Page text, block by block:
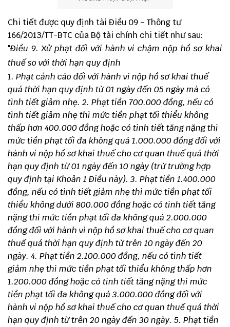
Chi tiết được quy định tài Điều 09 - Thông tư
166/2013/TT-BTC của Bộ tài chính chi tiết như sau:
"Điều 9. Xử phạt đối với hành vi chậm nộp hồ sơ khai
thuế so với thời hạn quy định
1. Phạt cảnh cáo đối với hành vi nộp hồ sơ khai thuế
quá thời hạn quy định từ 01 ngày đến 05 ngày mà có
tình tiết giảm nhẹ. 2. Phạt tiền 700.000 đồng, nếu có
tình tiết giảm nhẹ thì mức tiền phạt tối thiểu không
thấp hơn 400.000 đồng hoặc có tình tiết tăng nặng thì
mức tiền phạt tối đa không quá 1.000.000 đồng đối với
hành vi nộp hồ sơ khai thuế cho cơ quan thuế quá thời
hạn quy định từ 01 ngày đến 10 ngày (trừ trường hợp
quy định tại Khoản 1 Điều này).3. Phạt tiền 1.400.000
đồng, nếu có tình tiết giảm nhẹ thì mức tiền phạt tối
thiểu không dưới 800.000 đồng hoặc có tình tiết tăng
nặng thì mức tiền phạt tối đa không quá 2.000.000
đồng đối với hành vi nộp hồ sơ khai thuế cho cơ quan
thuế quá thời hạn quy định từ trên 10 ngày đến 20
ngày. 4. Phạt tiền 2.100.000 đồng, nếu có tình tiết
giảm nhẹ thì mức tiền phạt tối thiểu không thấp hơn
1.200.000 đồng hoặc có tình tiết tăng nặng thì mức
tiền phạt tối đa không quá 3.000.000 đồng đối với
hành vi nộp hồ sơ khai thuế cho cơ quan thuế quá thời
hạn quy định từ trên 20 ngày đến 30 ngày. 5. Phạt tiền